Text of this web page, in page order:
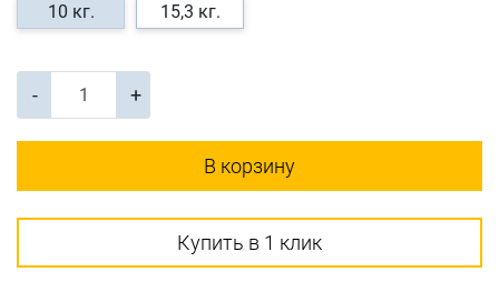
10 кг. 15,3 кг.
- +
В корзину
Купить в 1 клик